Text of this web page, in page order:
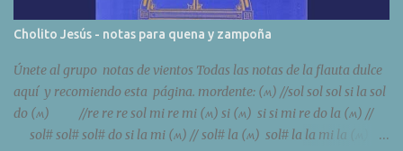
Cholito Jesús - notas para quena y zampoña
Únete al grupo notas de vientos Todas las notas de la flauta dulce
aquí y recomiendo esta página. mordente: (ʍ) //sol sol sol si la sol
do (ʍ) //re re re sol mi re mi (ʍ) si (ʍ) si si mi re do la (ʍ) //
sol# sol# sol# do si la mi (ʍ) // sol# la (ʍ) sol# la la mi la (ʍ)